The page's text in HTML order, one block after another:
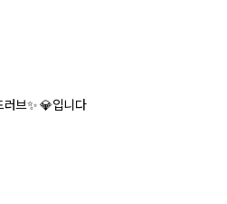
러브✨ 💎입니다